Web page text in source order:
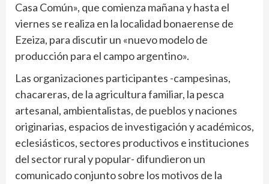
Casa Común», que comienza mañana y hasta el
viernes se realiza en la localidad bonaerense de
Ezeiza, para discutir un «nuevo modelo de
producción para el campo argentino».
Las organizaciones participantes -campesinas,
chacareras, de la agricultura familiar, la pesca
artesanal, ambientalistas, de pueblos y naciones
originarias, espacios de investigación y académicos,
eclesiásticos, sectores productivos e instituciones
del sector rural y popular- difundieron un
comunicado conjunto sobre los motivos de la